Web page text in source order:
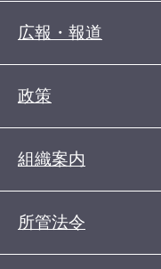
広報・報道
政策
組織案内
所管法令